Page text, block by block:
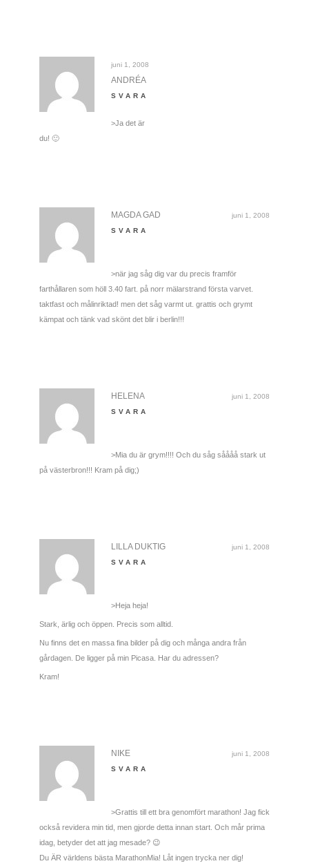
juni 1, 2008
ANDRÉA
SVARA
>Ja det är
du! 🙂
juni 1, 2008
MAGDA GAD
SVARA
>när jag såg dig var du precis framför
farthållaren som höll 3.40 fart. på norr mälarstrand första varvet.
taktfast och målinriktad! men det såg varmt ut. grattis och grymt
kämpat och tänk vad skönt det blir i berlin!!!
juni 1, 2008
HELENA
SVARA
>Mia du är grym!!!! Och du såg såååå stark ut
på västerbron!!! Kram på dig;)
juni 1, 2008
LILLA DUKTIG
SVARA
>Heja heja!
Stark, ärlig och öppen. Precis som alltid.
Nu finns det en massa fina bilder på dig och många andra från
gårdagen. De ligger på min Picasa. Har du adressen?
Kram!
juni 1, 2008
NIKE
SVARA
>Grattis till ett bra genomfört marathon! Jag fick
också revidera min tid, men gjorde detta innan start. Och mår prima
idag, betyder det att jag mesade? 😉
Du ÄR världens bästa MarathonMia! Låt ingen trycka ner dig!